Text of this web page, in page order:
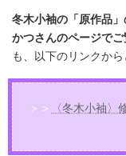
冬木小袖の「原作品
かつさんのページでご
も、以下のリンクから
＞＞ 〈冬木小袖〉